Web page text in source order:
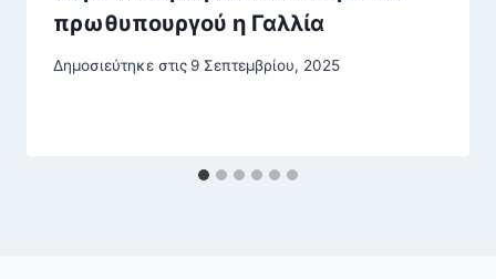
πρωθυπουργού η Γαλλία
Δημοσιεύτηκε στις 9 Σεπτεμβρίου, 2025